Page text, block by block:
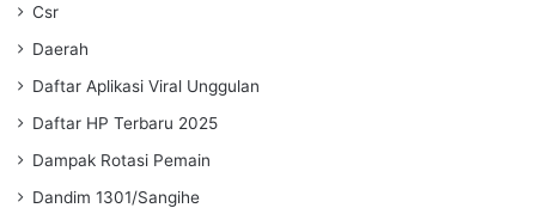
Csr
Daerah
Daftar Aplikasi Viral Unggulan
Daftar HP Terbaru 2025
Dampak Rotasi Pemain
Dandim 1301/Sangihe